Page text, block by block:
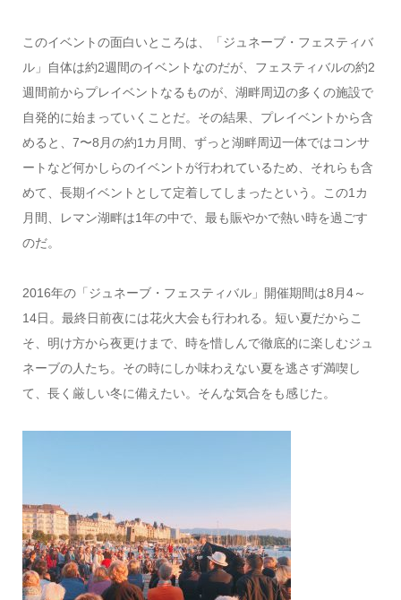
このイベントの面白いところは、「ジュネーブ・フェスティバ
ル」自体は約2週間のイベントなのだが、フェスティバルの約2
週間前からプレイベントなるものが、湖畔周辺の多くの施設で
自発的に始まっていくことだ。その結果、プレイベントから含
めると、7〜8月の約1カ月間、ずっと湖畔周辺一体ではコンサ
ートなど何かしらのイベントが行われているため、それらも含
めて、長期イベントとして定着してしまったという。この1カ
月間、レマン湖畔は1年の中で、最も賑やかで熱い時を過ごす
のだ。
2016年の「ジュネーブ・フェスティバル」開催期間は8月4～
14日。最終日前夜には花火大会も行われる。短い夏だからこ
そ、明け方から夜更けまで、時を惜しんで徹底的に楽しむジュ
ネーブの人たち。その時にしか味わえない夏を逃さず満喫し
て、長く厳しい冬に備えたい。そんな気合をも感じた。